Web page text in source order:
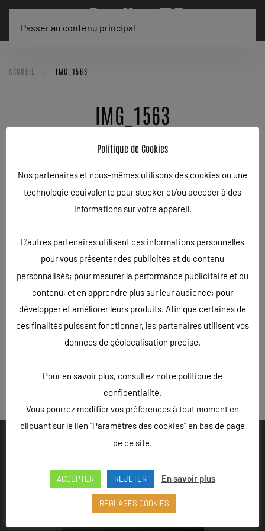
Passer au contenu principal
ACCUEIL IMG_1563
IMG_1563
ÉCRIT LE 29/07/2025
« Précédent
Ouvert du lundi au vendredi de 9h à 18h - Rue Louis Lepître,
Hôtel des entreprises, 52200 LANGRES
Politique de Cookies
Nos partenaires et nous-mêmes utilisons des cookies ou une
technologie équivalente pour stocker et/ou accéder à des
informations sur votre appareil.
D'autres partenaires utilisent ces informations personnelles
pour vous présenter des publicités et du contenu
personnalisés; pour mesurer la performance publicitaire et du
contenu, et en apprendre plus sur leur audience; pour
développer et améliorer leurs produits. Afin que certaines de
ces finalités puissent fonctionner, les partenaires utilisent vos
données de géolocalisation précise.
Pour en savoir plus, consultez notre politique de
confidentialité.
Vous pourrez modifier vos préférences à tout moment en
cliquant sur le lien "Paramètres des cookies" en bas de page
de ce site.
ACCEPTER REJETER En savoir plus
REGLAGES COOKIES